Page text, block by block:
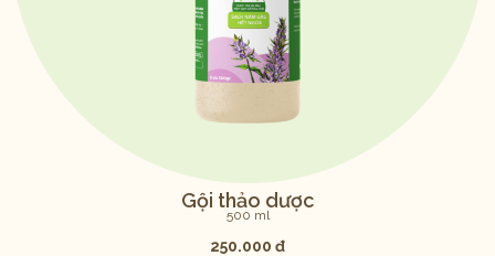
Gội thảo dược
500 ml
250.000 đ